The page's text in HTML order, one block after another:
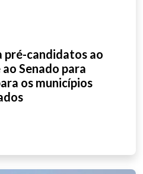
pré-candidatos ao
Senado para
os municípios